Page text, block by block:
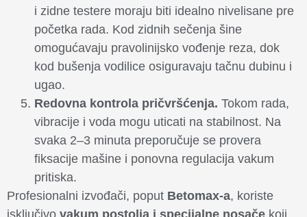
i zidne testere moraju biti idealno nivelisane pre
početka rada. Kod zidnih sečenja šine
omogućavaju pravolinijsko vođenje reza, dok
kod bušenja vodilice osiguravaju tačnu dubinu i
ugao.
Redovna kontrola pričvršćenja. Tokom rada,
vibracije i voda mogu uticati na stabilnost. Na
svaka 2–3 minuta preporučuje se provera
fiksacije mašine i ponovna regulacija vakum
pritiska.
Profesionalni izvođači, poput Betomax-a, koriste
isključivo vakum postolja i specijalne nosače koji